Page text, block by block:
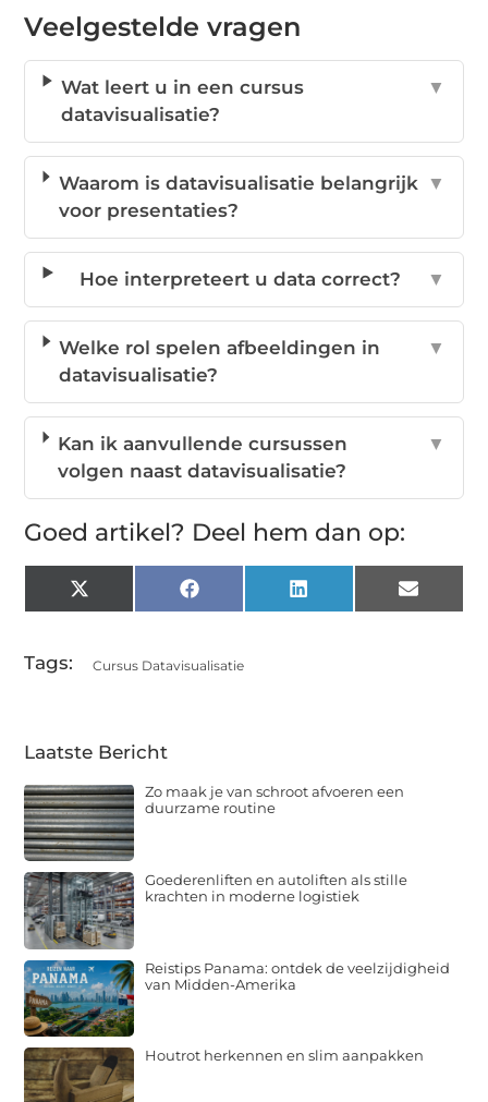
Veelgestelde vragen
Wat leert u in een cursus
datavisualisatie?
▼
Waarom is datavisualisatie belangrijk
voor presentaties?
▼
Hoe interpreteert u data correct? ▼
Welke rol spelen afbeeldingen in
datavisualisatie?
▼
Kan ik aanvullende cursussen
volgen naast datavisualisatie?
▼
Goed artikel? Deel hem dan op:
X
(Twitter)
Facebook LinkedIn Email
Tags: Cursus Datavisualisatie
Laatste Bericht
Zo maak je van schroot afvoeren een
duurzame routine
Goederenliften en autoliften als stille
krachten in moderne logistiek
Reistips Panama: ontdek de veelzijdigheid
van Midden-Amerika
Houtrot herkennen en slim aanpakken